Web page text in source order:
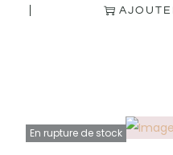
En rupture de stock